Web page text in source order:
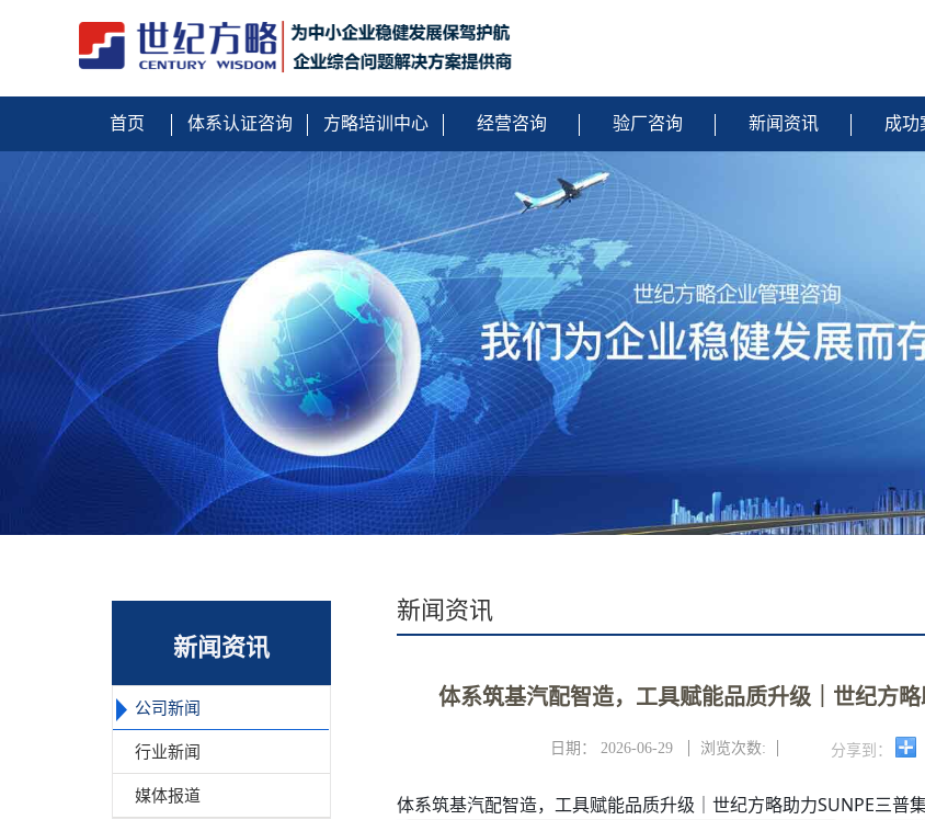
首页 体系认证咨询 方略培训中心 经营咨询 验厂咨询 新闻资讯 成功
新闻资讯
公司新闻
行业新闻
媒体报道
新闻资讯
体系筑基汽配智造，工具赋能品质升级｜世纪方
日期： 2026-06-29 浏览次数:
体系筑基汽配智造，工具赋能品质升级｜世纪方略助力SUNPE三
分享到：